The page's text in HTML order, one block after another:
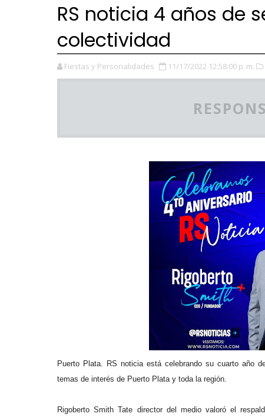
RS noticia 4 años de
colectividad
Fiestas y Personalidades 11/17/2022 12:58:00 p. m.
Puerto Plata. RS noticia está celebrando su cuarto año
temas de interés de Puerto Plata y toda la región.
Rigoberto Smith Tate director del medio valoró el